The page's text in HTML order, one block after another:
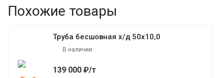
Похожие товары
Труба бесшовная х/д 50х10,0
В наличии
139 000 ₽/т